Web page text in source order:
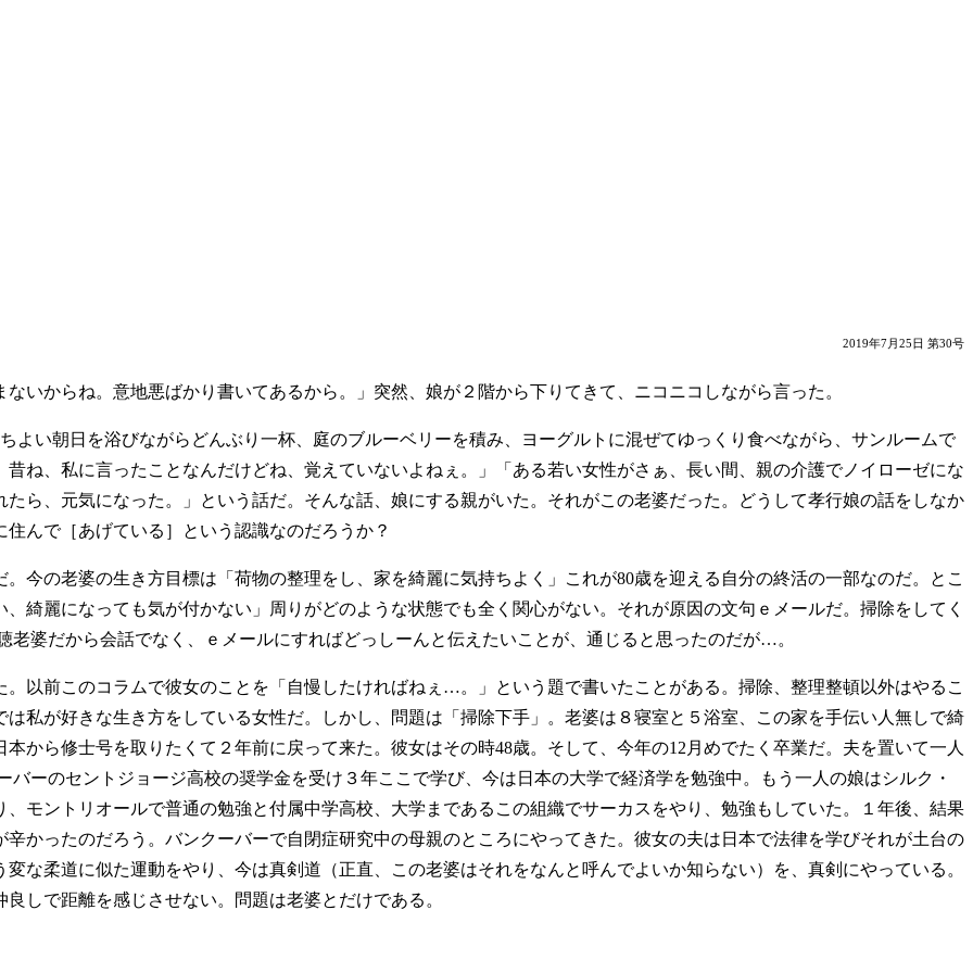
2019年7月25日 第30号
からね。意地悪ばかり書いてあるから。」突然、娘が２階から下りてきて、ニコニコしながら言った。
い朝日を浴びながらどんぶり一杯、庭のブルーベリーを積み、ヨーグルトに混ぜてゆっくり食べながら、サンルームで
ね、私に言ったことなんだけどね、覚えていないよねぇ。」「ある若い女性がさぁ、長い間、親の介護でノイローゼにな
ら、元気になった。」という話だ。そんな話、娘にする親がいた。それがこの老婆だった。どうして孝行娘の話をしなか
んで［あげている］という認識なのだろうか？
の老婆の生き方目標は「荷物の整理をし、家を綺麗に気持ちよく」これが80歳を迎える自分の終活の一部なのだ。とこ
綺麗になっても気が付かない」周りがどのような状態でも全く関心がない。それが原因の文句ｅメールだ。掃除をしてく
婆だから会話でなく、ｅメールにすればどっしーんと伝えたいことが、通じると思ったのだが…。
以前このコラムで彼女のことを「自慢したければねぇ…。」という題で書いたことがある。掃除、整理整頓以外はやるこ
私が好きな生き方をしている女性だ。しかし、問題は「掃除下手」。老婆は８寝室と５浴室、この家を手伝い人無しで綺
から修士号を取りたくて２年前に戻って来た。彼女はその時48歳。そして、今年の12月めでたく卒業だ。夫を置いて一人
ーのセントジョージ高校の奨学金を受け３年ここで学び、今は日本の大学で経済学を勉強中。もう一人の娘はシルク・
モントリオールで普通の勉強と付属中学高校、大学まであるこの組織でサーカスをやり、勉強もしていた。１年後、結果
かったのだろう。バンクーバーで自閉症研究中の母親のところにやってきた。彼女の夫は日本で法律を学びそれが土台の
な柔道に似た運動をやり、今は真剣道（正直、この老婆はそれをなんと呼んでよいか知らない）を、真剣にやっている。
しで距離を感じさせない。問題は老婆とだけである。